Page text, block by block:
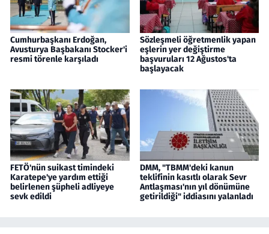
Cumhurbaşkanı Erdoğan,
Avusturya Başbakanı Stocker'i
resmi törenle karşıladı
Sözleşmeli öğretmenlik yapan
eşlerin yer değiştirme
başvuruları 12 Ağustos'ta
başlayacak
FETÖ'nün suikast timindeki
Karatepe'ye yardım ettiği
belirlenen şüpheli adliyeye
sevk edildi
DMM, "TBMM'deki kanun
teklifinin kasıtlı olarak Sevr
Antlaşması'nın yıl dönümüne
getirildiği" iddiasını yalanladı